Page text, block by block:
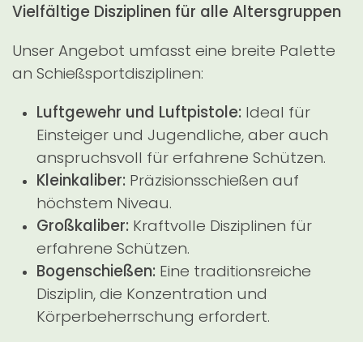
Vielfältige Disziplinen für alle Altersgruppen
Unser Angebot umfasst eine breite Palette
an Schießsportdisziplinen:
Luftgewehr und Luftpistole: Ideal für
Einsteiger und Jugendliche, aber auch
anspruchsvoll für erfahrene Schützen.
Kleinkaliber: Präzisionsschießen auf
höchstem Niveau.
Großkaliber: Kraftvolle Disziplinen für
erfahrene Schützen.
Bogenschießen: Eine traditionsreiche
Disziplin, die Konzentration und
Körperbeherrschung erfordert.